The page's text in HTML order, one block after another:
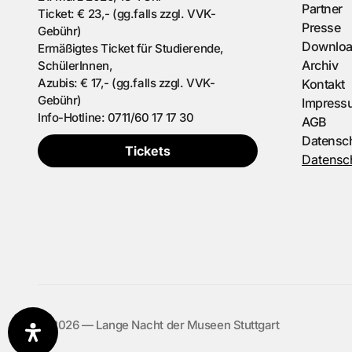
Ticket: € 23,- (gg.falls zzgl. VVK-
Gebühr)
Ermäßigtes Ticket für Studierende,
SchülerInnen,
Azubis: € 17,- (gg.falls zzgl. VVK-
Gebühr)
Info-Hotline: 0711/60 17 17 30
Tickets
Partner
Presse
Archiv
Kontakt
AGB
©️ 2026 — Lange Nacht der Museen Stuttgart